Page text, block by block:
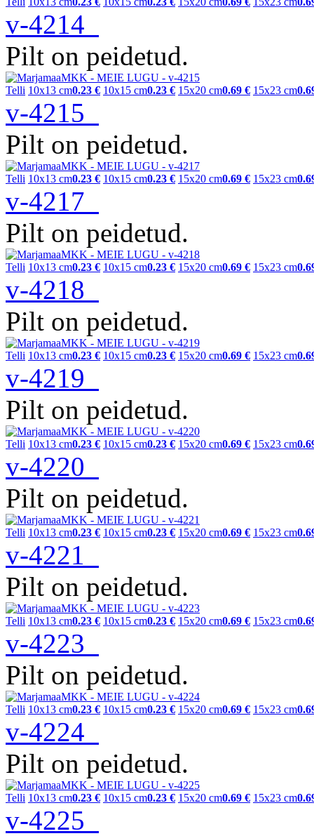
v-4214
Pilt on peidetud.
Telli 10x13 cm0.23 € 10x15 cm0.23 € 15x20 cm0.69 € 15x23 cm
v-4215
Pilt on peidetud.
Telli 10x13 cm0.23 € 10x15 cm0.23 € 15x20 cm0.69 € 15x23 cm
v-4217
Pilt on peidetud.
Telli 10x13 cm0.23 € 10x15 cm0.23 € 15x20 cm0.69 € 15x23 cm
v-4218
Pilt on peidetud.
Telli 10x13 cm0.23 € 10x15 cm0.23 € 15x20 cm0.69 € 15x23 cm
v-4219
Pilt on peidetud.
Telli 10x13 cm0.23 € 10x15 cm0.23 € 15x20 cm0.69 € 15x23 cm
v-4220
Pilt on peidetud.
Telli 10x13 cm0.23 € 10x15 cm0.23 € 15x20 cm0.69 € 15x23 cm
v-4221
Pilt on peidetud.
Telli 10x13 cm0.23 € 10x15 cm0.23 € 15x20 cm0.69 € 15x23 cm
v-4223
Pilt on peidetud.
Telli 10x13 cm0.23 € 10x15 cm0.23 € 15x20 cm0.69 € 15x23 cm
v-4224
Pilt on peidetud.
Telli 10x13 cm0.23 € 10x15 cm0.23 € 15x20 cm0.69 € 15x23 cm
v-4225